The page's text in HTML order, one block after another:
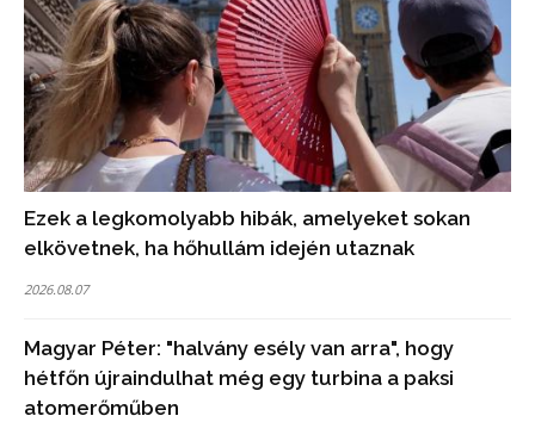
Ezek a legkomolyabb hibák, amelyeket sokan
elkövetnek, ha hőhullám idején utaznak
2026.08.07
Magyar Péter: "halvány esély van arra", hogy
hétfőn újraindulhat még egy turbina a paksi
atomerőműben